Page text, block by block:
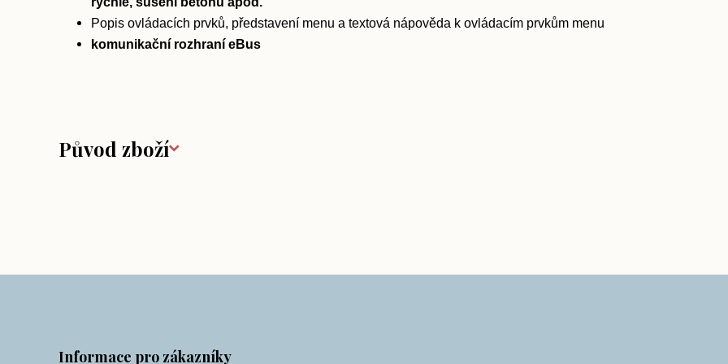
Popis ovládacích prvků, představení menu a textová nápověda k ovládacím prvkům menu
komunikační rozhraní eBus
Původ zboží
Informace pro zákazníky